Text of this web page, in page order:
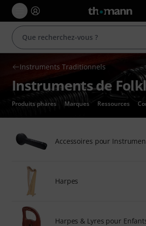
Instruments Traditionnels
Instruments de
Produits phares Marques Ressources
Accessoires pour
Harpes
Harpes & Lyres pour